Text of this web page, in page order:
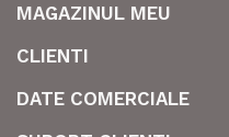
MAGAZINUL MEU
CLIENTI
DATE COMERCIALE